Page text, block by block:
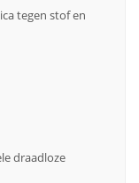
tegen stof en
draadloze